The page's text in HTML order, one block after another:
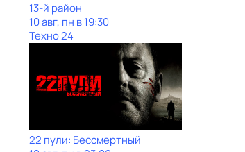
13-й район
10 авг, пн в 19:30
Техно 24
22 пули: Бессмертный